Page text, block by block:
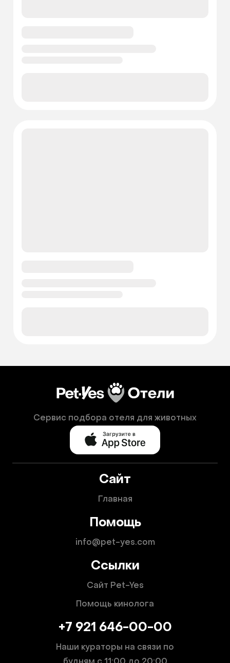
Сервис подбора отеля для животных
Сайт
Главная
Помощь
info@pet-yes.com
Ссылки
Сайт Pet-Yes
Помощь кинолога
+7 921 646-00-00
Наши кураторы на связи по